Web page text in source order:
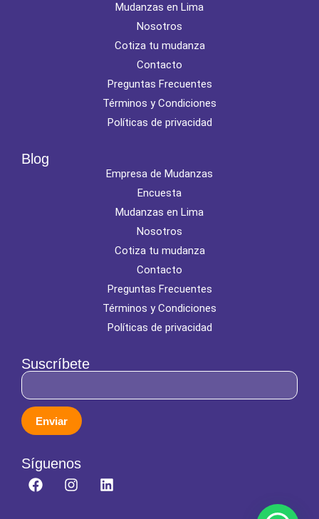
Mudanzas en Lima
Nosotros
Cotiza tu mudanza
Contacto
Preguntas Frecuentes
Términos y Condiciones
Políticas de privacidad
Blog
Empresa de Mudanzas
Encuesta
Mudanzas en Lima
Nosotros
Cotiza tu mudanza
Contacto
Preguntas Frecuentes
Términos y Condiciones
Políticas de privacidad
Suscríbete
Enviar
Síguenos